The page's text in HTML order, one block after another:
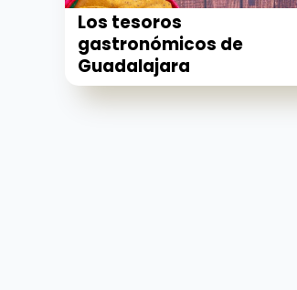
Los tesoros
gastronómicos de
Guadalajara